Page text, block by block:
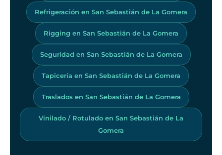
Refrigeración en San Sebastián de La Gomera
Rigging en San Sebastián de La Gomera
Seguridad en San Sebastián de La Gomera
Tapicería en San Sebastián de La Gomera
Traslados en San Sebastián de La Gomera
Vinilado / Rotulado en San Sebastián de La
Gomera